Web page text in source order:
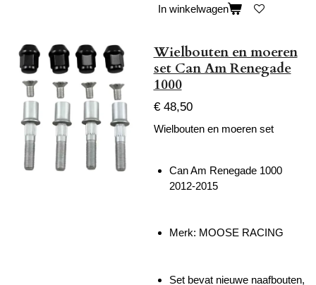
In winkelwagen
Wielbouten en moeren
set Can Am Renegade
1000
€ 48,50
Wielbouten en moeren set
Can Am Renegade 1000
2012-2015
Merk: MOOSE RACING
Set bevat nieuwe naafbouten,